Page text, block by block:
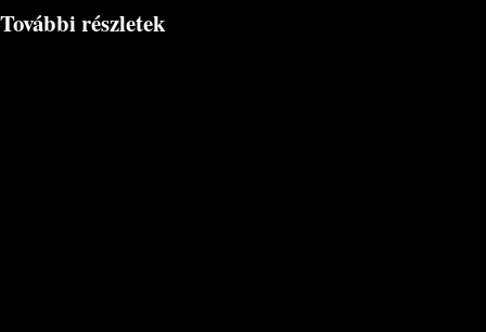
További részletek